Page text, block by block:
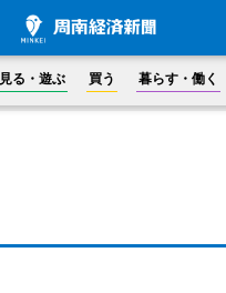
見る・遊ぶ 買う 暮らす・働く